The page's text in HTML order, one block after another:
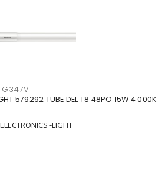
579292 TUBE DEL T8 48PO 15W 4 000K
-LIGHT